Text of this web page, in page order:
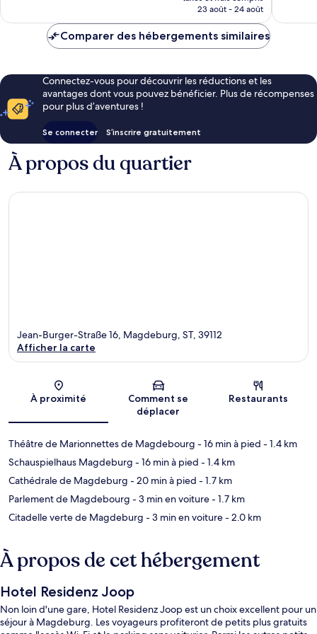
prix
de
23 août - 24 août
Comparer des hébergements similaires
Connectez-vous pour découvrir les réductions et les
avantages dont vous pouvez bénéficier. Plus de récompenses
pour plus d’aventures !
Se connecter S’inscrire gratuitement
À propos du quartier
Carte
Jean-Burger-Straße 16, Magdeburg, ST, 39112
Afficher la carte
À proximité
Comment se
déplacer
Restaurants
Théâtre de Marionnettes de Magdebourg - 16 min à pied - 1.4 km
Schauspielhaus Magdeburg - 16 min à pied - 1.4 km
Cathédrale de Magdeburg - 20 min à pied - 1.7 km
Parlement de Magdebourg - 3 min en voiture- 1.7 km
Citadelle verte de Magdeburg - 3 min en voiture- 2.0 km
À propos de cet hébergement
Hotel Residenz Joop
Non loin d'une gare, Hotel Residenz Joop est un choix excellent pour un
séjour à Magdeburg. Les voyageurs profiteront de petits plus gratuits